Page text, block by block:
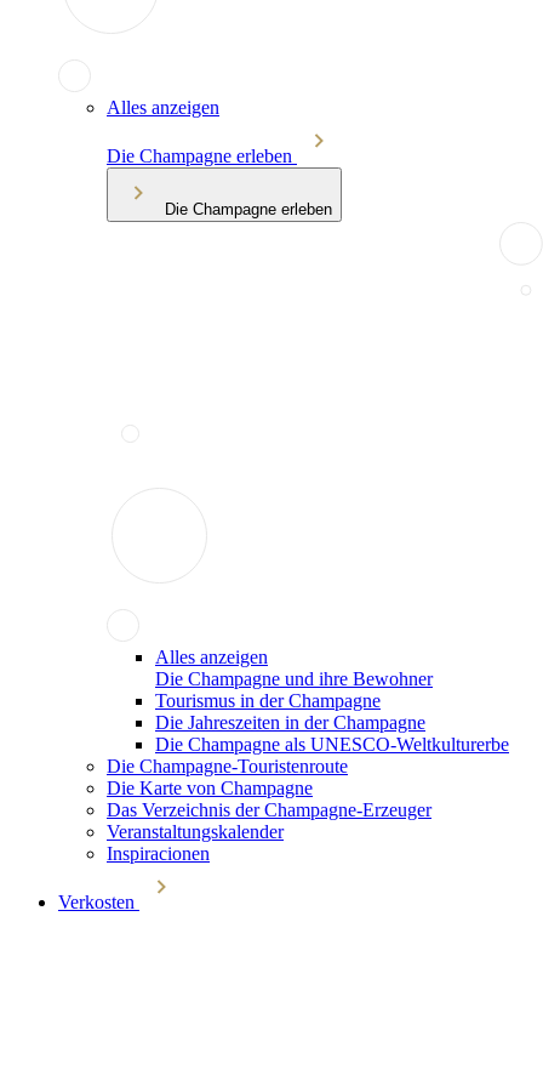
Alles anzeigen
Die Champagne erleben
Die Champagne erleben
Alles anzeigen
Die Champagne und ihre Bewohner
Tourismus in der Champagne
Die Jahreszeiten in der Champagne
Die Champagne als UNESCO-Weltkulturerbe
Die Champagne-Touristenroute
Die Karte von Champagne
Das Verzeichnis der Champagne-Erzeuger
Veranstaltungskalender
Inspiracionen
Verkosten